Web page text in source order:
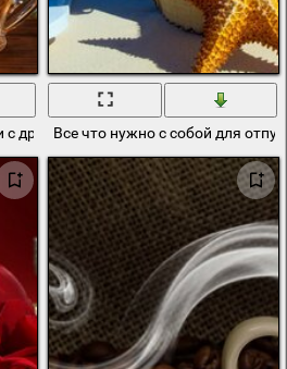
друзьями в бане светлое пиво
Все что нужно с собой для